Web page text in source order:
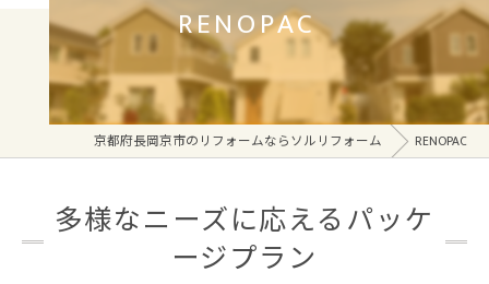
RENOPAC
京都府長岡京市のリフォームならソルリフォーム RENOPAC
多様なニーズに応えるパッケ
ージプラン